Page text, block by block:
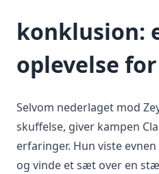
konklusion:
oplevelse
Selvom nederlaget mod
skuffelse, giver kampen
erfaringer. Hun viste
og vinde et sæt over en